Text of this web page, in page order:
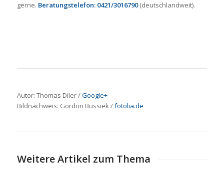
gerne. Beratungstelefon: 0421/3016790(deutschlandweit).
Autor: Thomas Diler /Google+
Bildnachweis: Gordon Bussiek/fotolia.de
Weitere Artikel zum Thema